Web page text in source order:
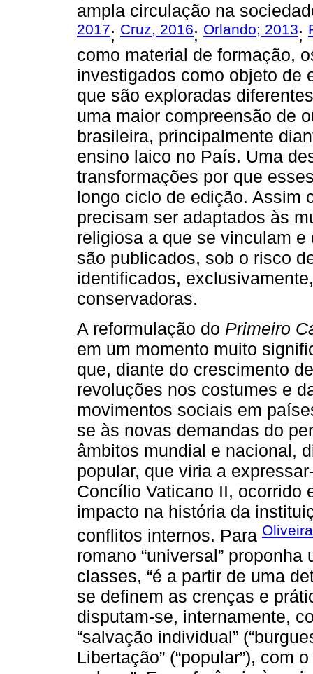
ampla circulação na
2017; Cruz, 2016; Orlando; 2013;
como material de formação,
investigados como objeto de
que são exploradas
uma maior compreensão de
brasileira, principalmente
ensino laico no País. Uma
transformações por que
longo ciclo de edição. Assim
precisam ser adaptados às
religiosa a que se vinculam
são publicados, sob o risco
identificados,
conservadoras.
A reformulação do Primeiro
em um momento muito
que, diante do crescimento
revoluções nos costumes e
movimentos sociais em
se às novas demandas do
âmbitos mundial e nacional,
popular, que viria a
Concílio Vaticano II, ocorrido
impacto na história da
conflitos internos. Para
romano “universal”
classes, “é a partir de uma
se definem as crenças e
disputam-se, internamente,
“salvação individual”
Libertação” (“popular”), com